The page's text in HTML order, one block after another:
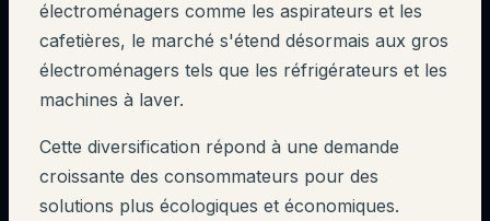
électroménagers comme les aspirateurs et les
cafetières, le marché s'étend désormais aux gros
électroménagers tels que les réfrigérateurs et les
machines à laver.
Cette diversification répond à une demande
croissante des consommateurs pour des
solutions plus écologiques et économiques.